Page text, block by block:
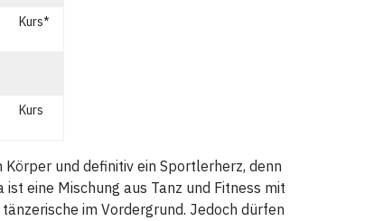
Kurs*
Kurs
und definitiv ein Sportlerherz, denn
eine Mischung aus Tanz und Fitness mit
im Vordergrund. Jedoch dürfen